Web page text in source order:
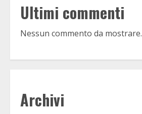
Ultimi commenti
Nessun commento da mostrare.
Archivi